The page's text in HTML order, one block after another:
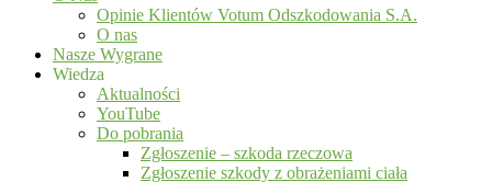
Opinie Klientów Votum Odszkodowania S.A.
O nas
Nasze Wygrane
Wiedza
Aktualności
YouTube
Do pobrania
Zgłoszenie – szkoda rzeczowa
Zgłoszenie szkody z obrażeniami ciała